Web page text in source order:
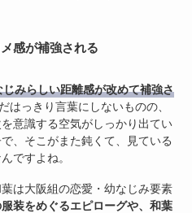
感が補強される
みらしい距離感が改めて補強さ
はっきり言葉にしないものの、
意識する空気がしっかり出てい
、そこがまた鈍くて、見ている
ですよね。
は大阪組の恋愛・幼なじみ要素
装をめぐるエピローグや、和葉